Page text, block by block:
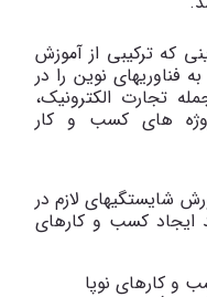
که ترکیبی از آموزش
فناوری­های نوین را در
تجارت الکترونیک،
های کسب و کار
شایستگی­های لازم در
ایجاد کسب و کارهای
و کارهای نوپا